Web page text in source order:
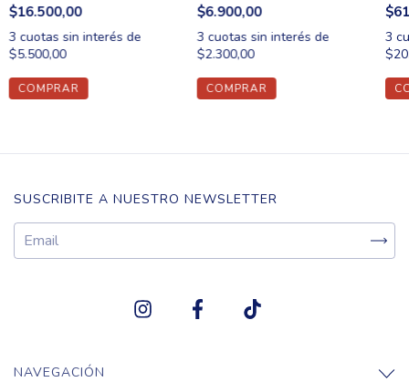
$16.500,00
3 cuotas sin interés de
$5.500,00
$6.900,00
3 cuotas sin interés de
$2.300,00
3
SUSCRIBITE A NUESTRO NEWSLETTER
NAVEGACIÓN